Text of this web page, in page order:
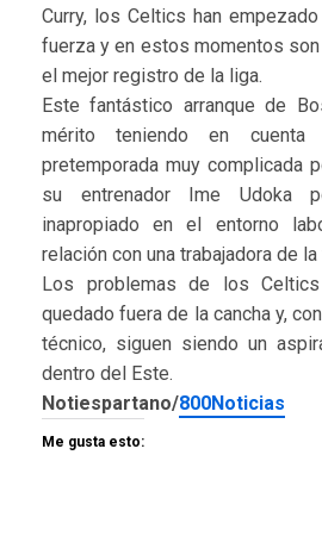
Curry, los Celtics han
fuerza y en estos momentos
el mejor registro de la liga.
Este fantástico arranque de
mérito teniendo en cuenta
pretemporada muy complicada
su entrenador Ime Udoka
inapropiado en el entorno
relación con una trabajadora de
Los problemas de los
quedado fuera de la cancha y,
técnico, siguen siendo un
dentro del Este.
Notiespartano/800Noticias
Me gusta esto: